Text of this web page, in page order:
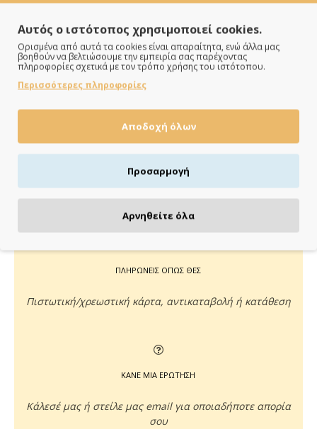
Χρώμα Μπεζ
ημέρες
ΠΛΗΡΩΝΕΙΣ ΟΠΩΣ ΘΕΣ
Πιστωτική/χρεωστική κάρτα, αντικαταβολή ή κατάθεση
ΚΑΝΕ ΜΙΑ ΕΡΩΤΗΣΗ
Κάλεσέ μας ή στείλε μας email για οποιαδήποτε απορία
σου
Αυτός ο ιστότοπος χρησιμοποιεί cookies.
Ορισμένα από αυτά τα cookies είναι απαραίτητα, ενώ άλλα μας
βοηθούν να βελτιώσουμε την εμπειρία σας παρέχοντας
πληροφορίες σχετικά με τον τρόπο χρήσης του ιστότοπου.
Περισσότερες πληροφορίες
Αποδοχή όλων
Προσαρμογή
Αρνηθείτε όλα